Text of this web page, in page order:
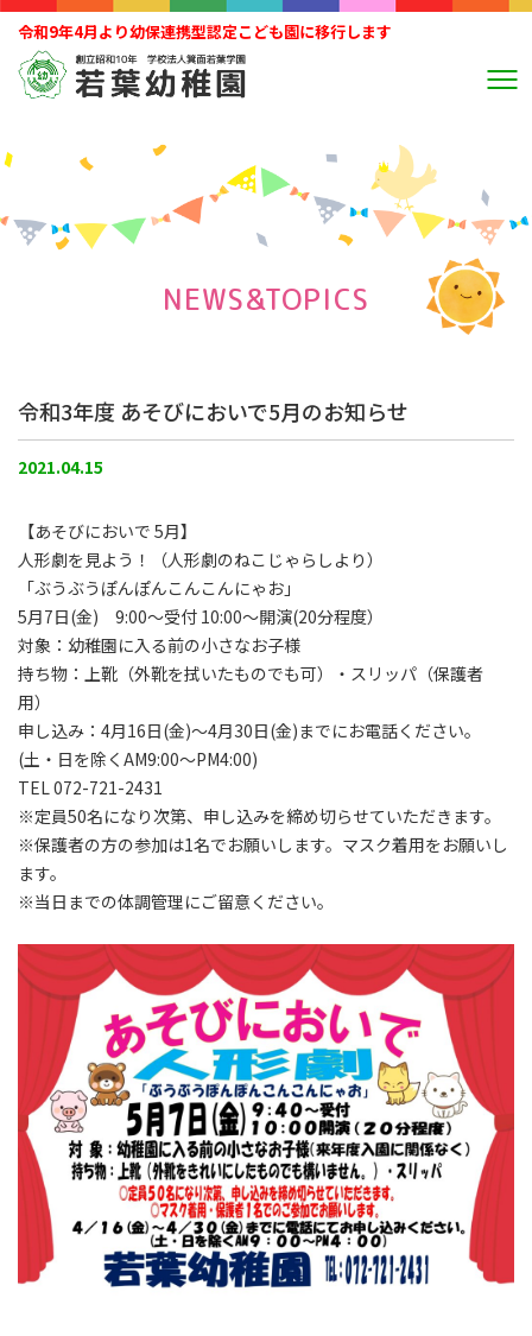
令和9年4月より幼保連携型認定こども園に移行します
NEWS&TOPICS
令和3年度 あそびにおいで5月のお知らせ
2021.04.15
【あそびにおいで 5月】
人形劇を見よう！（人形劇のねこじゃらしより）
「ぶうぶうぽんぽんこんこんにゃお」
5月7日(金) 9:00～受付 10:00～開演(20分程度）
対象：幼稚園に入る前の小さなお子様
持ち物：上靴（外靴を拭いたものでも可）・スリッパ（保護者
用）
申し込み：4月16日(金)～4月30日(金)までにお電話ください。
(土・日を除くAM9:00～PM4:00)
TEL 072-721-2431
※定員50名になり次第、申し込みを締め切らせていただきます。
※保護者の方の参加は1名でお願いします。マスク着用をお願いし
ます。
※当日までの体調管理にご留意ください。